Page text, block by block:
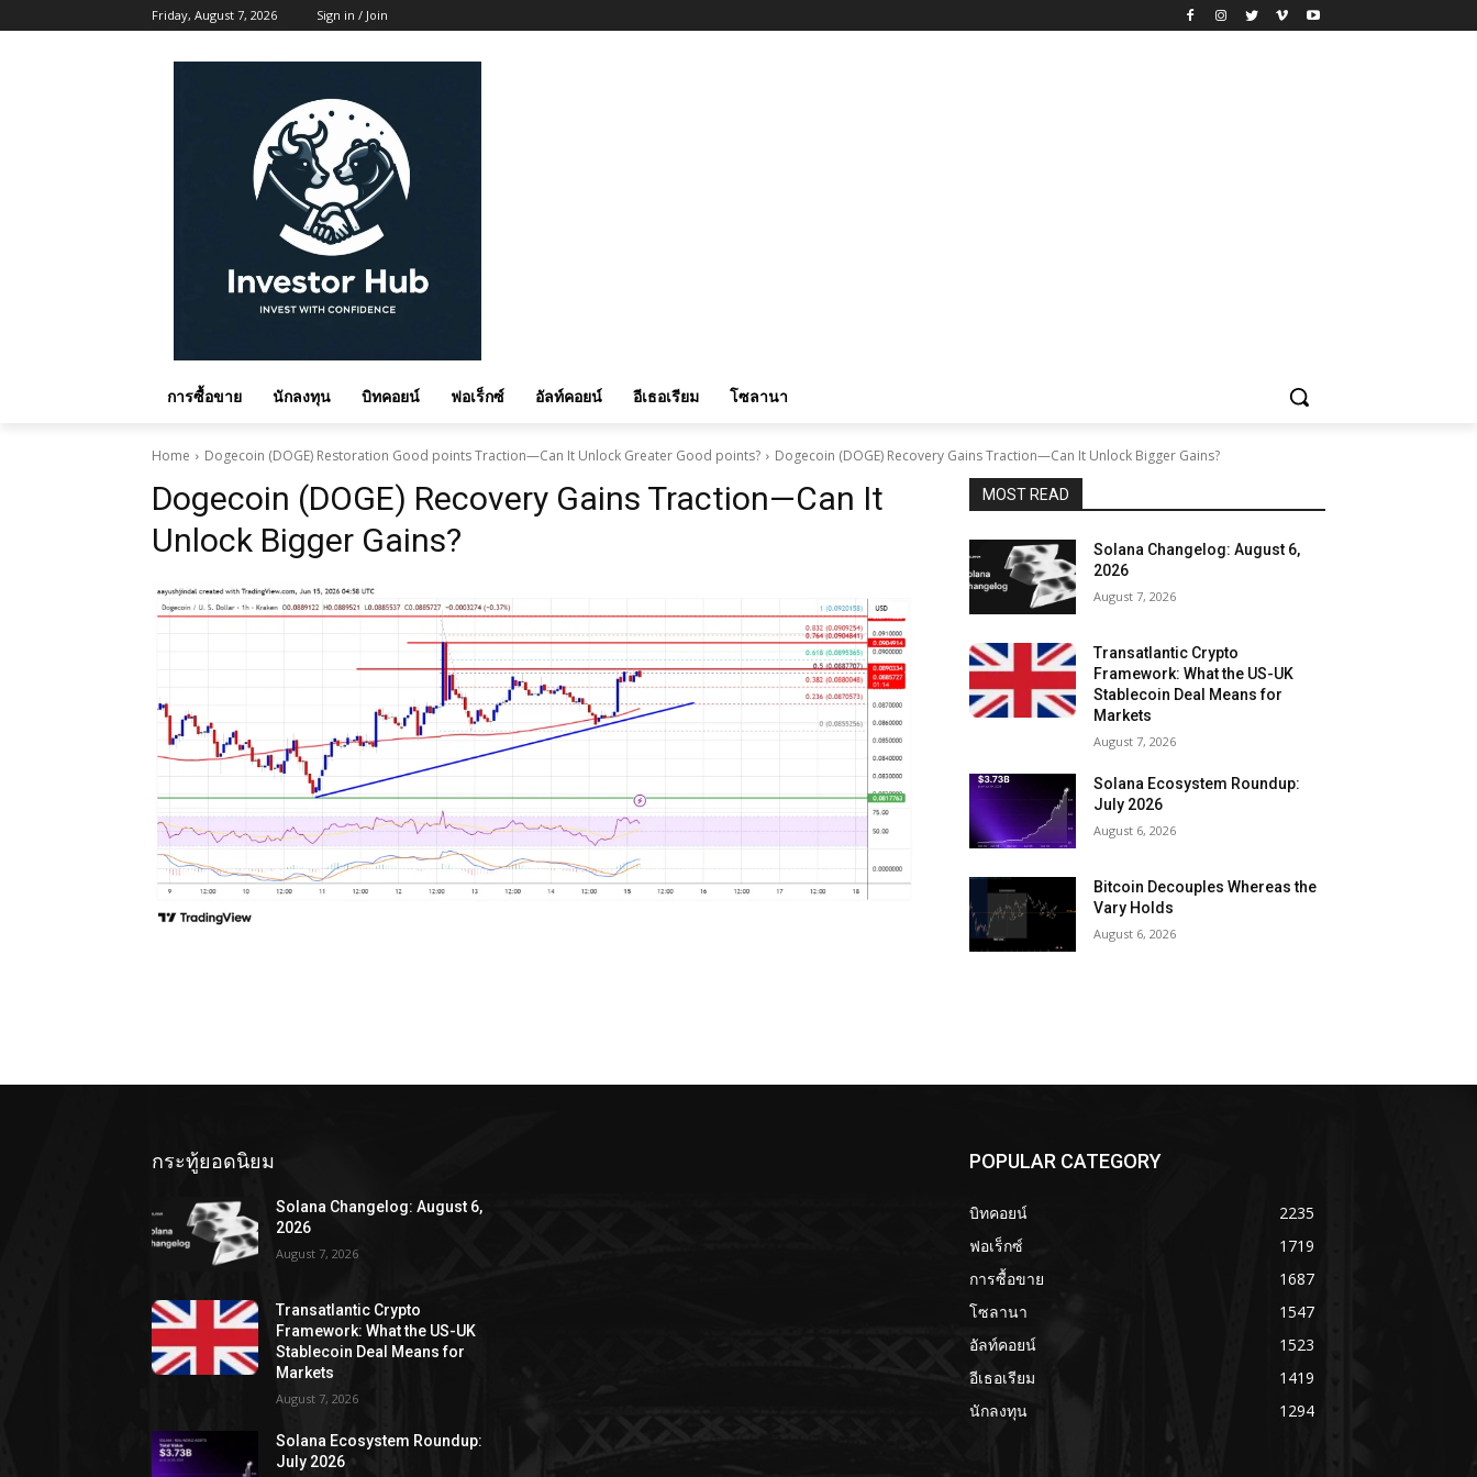
Friday, August 7, 2026 Sign in / Join
การซื้อขาย นักลงทุน บิทคอยน์ ฟอเร็กซ์ อัลท์คอยน์ อีเธอเรียม โซลานา
Home Dogecoin (DOGE) Restoration Good points Traction—Can It Unlock Greater Good points? Dogecoin (DOGE) Recovery Gains Traction—Can It Unlock Bigger Gains?
Dogecoin (DOGE) Recovery Gains Traction—Can It
Unlock Bigger Gains?
MOST READ
Solana Changelog: August 6,
2026
August 7, 2026
Transatlantic Crypto
Framework: What the US-UK
Stablecoin Deal Means for
Markets
August 7, 2026
Solana Ecosystem Roundup:
July 2026
August 6, 2026
Bitcoin Decouples Whereas the
Vary Holds
August 6, 2026
กระทู้ยอดนิยม
Solana Changelog: August 6,
2026
August 7, 2026
Transatlantic Crypto
Framework: What the US-UK
Stablecoin Deal Means for
Markets
August 7, 2026
Solana Ecosystem Roundup:
July 2026
POPULAR CATEGORY
บิทคอยน์
2235
ฟอเร็กซ์
1719
การซื้อขาย
1687
โซลานา
1547
อัลท์คอยน์
1523
อีเธอเรียม
1419
นักลงทุน
1294